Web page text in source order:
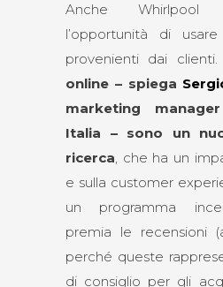
Anche
l’opportunità di
provenienti dai clienti.
online – spiega
marketing
Italia – sono un
ricerca, che ha un
e sulla customer
un programma
premia le recensioni
perché queste
di consiglio per gli